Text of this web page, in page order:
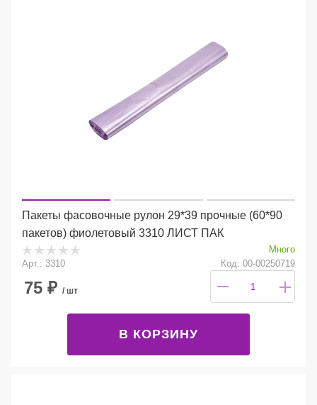
Пакеты фасовочные рулон 29*39 прочные (60*90
пакетов) фиолетовый 3310 ЛИСТ ПАК
Много
Арт.: 3310
Код: 00-00250719
75 ₽ / шт
В КОРЗИНУ